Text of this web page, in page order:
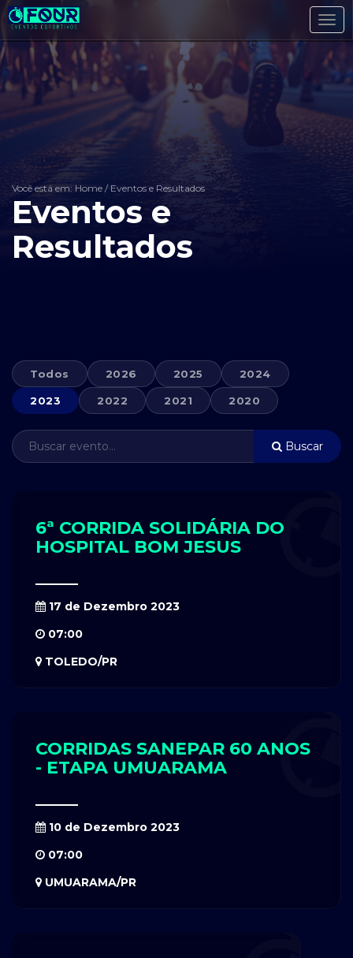
Você está em: Home / Eventos e Resultados
Eventos e
Resultados
Todos 2026 2025 2024
2023 2022 2021 2020
Buscar
6ª CORRIDA SOLIDÁRIA DO
HOSPITAL BOM JESUS
17 de Dezembro 2023
07:00
TOLEDO/PR
CORRIDAS SANEPAR 60 ANOS
- ETAPA UMUARAMA
10 de Dezembro 2023
07:00
UMUARAMA/PR